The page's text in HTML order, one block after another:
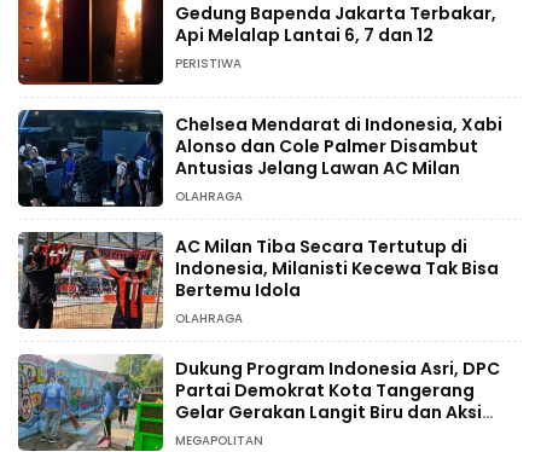
Gedung Bapenda Jakarta Terbakar,
Api Melalap Lantai 6, 7 dan 12
PERISTIWA
Chelsea Mendarat di Indonesia, Xabi
Alonso dan Cole Palmer Disambut
Antusias Jelang Lawan AC Milan
OLAHRAGA
AC Milan Tiba Secara Tertutup di
Indonesia, Milanisti Kecewa Tak Bisa
Bertemu Idola
OLAHRAGA
Dukung Program Indonesia Asri, DPC
Partai Demokrat Kota Tangerang
Gelar Gerakan Langit Biru dan Aksi
Tanam Pohon
MEGAPOLITAN